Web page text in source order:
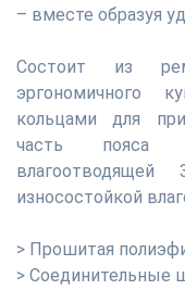
– вместе образуя
Состоит из
эргономичного
кольцами для
часть пояса
износостойкой
> Прошитая
> Соединительные